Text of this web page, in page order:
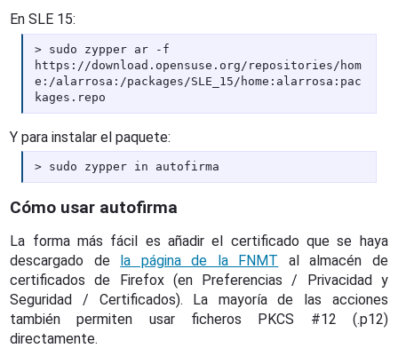
En SLE 15:
sudo zypper ar -f
https://download.opensuse.org/repositories/hom
e:/alarrosa:/packages/SLE_15/home:alarrosa:pac
kages.repo
Y para instalar el paquete:
sudo zypper in autofirma
Cómo usar autofirma
La forma más fácil es añadir el certificado que se haya
descargado de
la página de la FNMT al almacén de
certificados de Firefox (en Preferencias / Privacidad y
Seguridad / Certificados). La mayoría de las acciones
también permiten usar ficheros PKCS #12 (.p12)
directamente.